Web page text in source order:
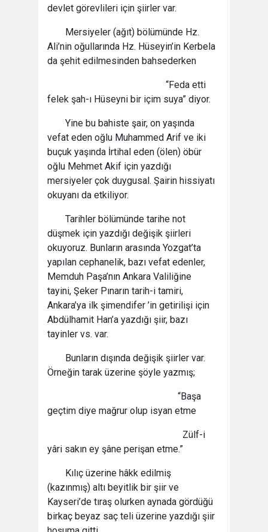
devlet görevlileri için şiirler var.
Mersiyeler (ağıt) bölümünde Hz.
Ali’nin oğullarında Hz. Hüseyin’in Kerbela
da şehit edilmesinden bahsederken
“Feda etti
felek şah-ı Hüseyni bir içim suya” diyor.
Yine bu bahiste şair, on yaşında
vefat eden oğlu Muhammed Arif ve iki
buçuk yaşında İrtihal eden (ölen) öbür
oğlu Mehmet Akif için yazdığı
mersiyeler çok duygusal. Şairin hissiyatı
okuyanı da etkiliyor.
Tarihler bölümünde tarihe not
düşmek için yazdığı değişik şiirleri
okuyoruz. Bunların arasında Yozgat’ta
yapılan cephanelik, bazı vefat edenler,
Memduh Paşa’nın Ankara Valiliğine
tayini, Şeker Pınarın tarih-i tamiri,
Ankara’ya ilk şimendifer ’in getirilişi için
Abdülhamit Han’a yazdığı şiir, bazı
tayinler vs. var.
Bunların dışında değişik şiirler var.
Örneğin tarak üzerine şöyle yazmış;
“Başa
geçtim diye mağrur olup isyan etme
Zülf-i
yâri sakın ey şâne perişan etme.”
Kılıç üzerine hâkk edilmiş
(kazınmış) altı beyitlik bir şiir ve
Kayseri’de tıraş olurken aynada gördüğü
birkaç beyaz saç teli üzerine yazdığı şiir